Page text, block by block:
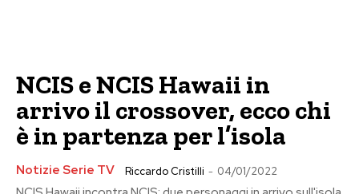
NCIS e NCIS Hawaii in
arrivo il crossover, ecco chi
è in partenza per l’isola
Notizie Serie TV Riccardo Cristilli - 04/01/2022